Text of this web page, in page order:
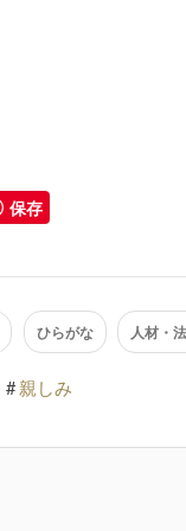
保存
ひらがな 人材・
# 親しみ